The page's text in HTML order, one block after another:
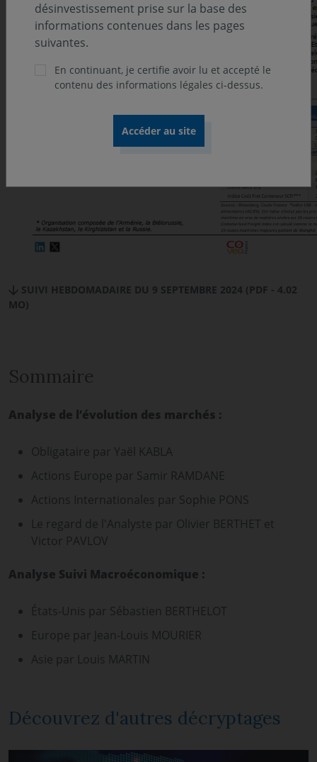
SUIVI HEBDOMADAIRE DU 9 SEPTEMBRE 2024 (PDF - 4.02
MO)
Sommaire
Analyse de l’évolution des marchés :
Obligataire par Yaël KABLA
Actions Europe par Samir RAMDANE
Actions Internationales par Sophie PONS
Le regard de l'Analyste par Olivier BERTHET et
Victor PAVLOV
Analyse Suivi Macroéconomique :
États-Unis par Sébastien BERTHELOT
Europe par Jean-Louis MOURIER
Asie par Louis MARTIN
Découvrez d'autres décryptages
désinvestissement prise sur la base des
informations contenues dans les pages
suivantes.
En continuant, je certifie avoir lu et accepté le
contenu des informations légales ci-dessus.